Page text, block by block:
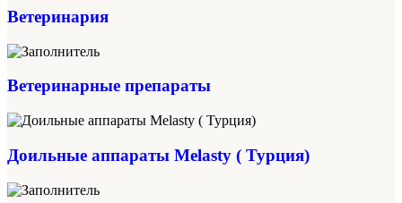
Ветеринария
Ветеринарные препараты
Доильные аппараты Melasty ( Турция)